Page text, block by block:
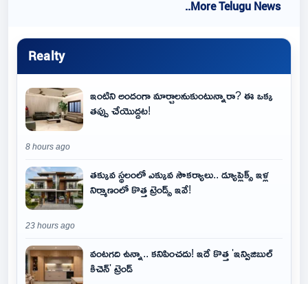
..More Telugu News
Realty
ఇంటిని అందంగా మార్చాలనుకుంటున్నారా? ఈ ఒక్క
తప్పు చేయొద్దట!
8 hours ago
తక్కువ స్థలంలో ఎక్కువ సౌకర్యాలు.. డ్యూప్లెక్స్ ఇళ్ల
నిర్మాణంలో కొత్త ట్రెండ్స్ ఇవే!
23 hours ago
వంటగది ఉన్నా.. కనిపించదు! ఇదే కొత్త 'ఇన్విజిబుల్
కిచెన్' ట్రెండ్